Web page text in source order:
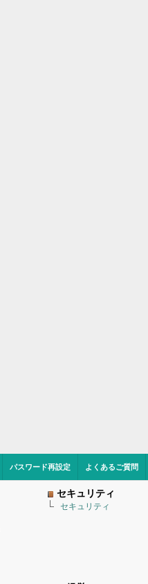
パスワード再設定 よくあるご質問
セキュリティ
セキュリティ